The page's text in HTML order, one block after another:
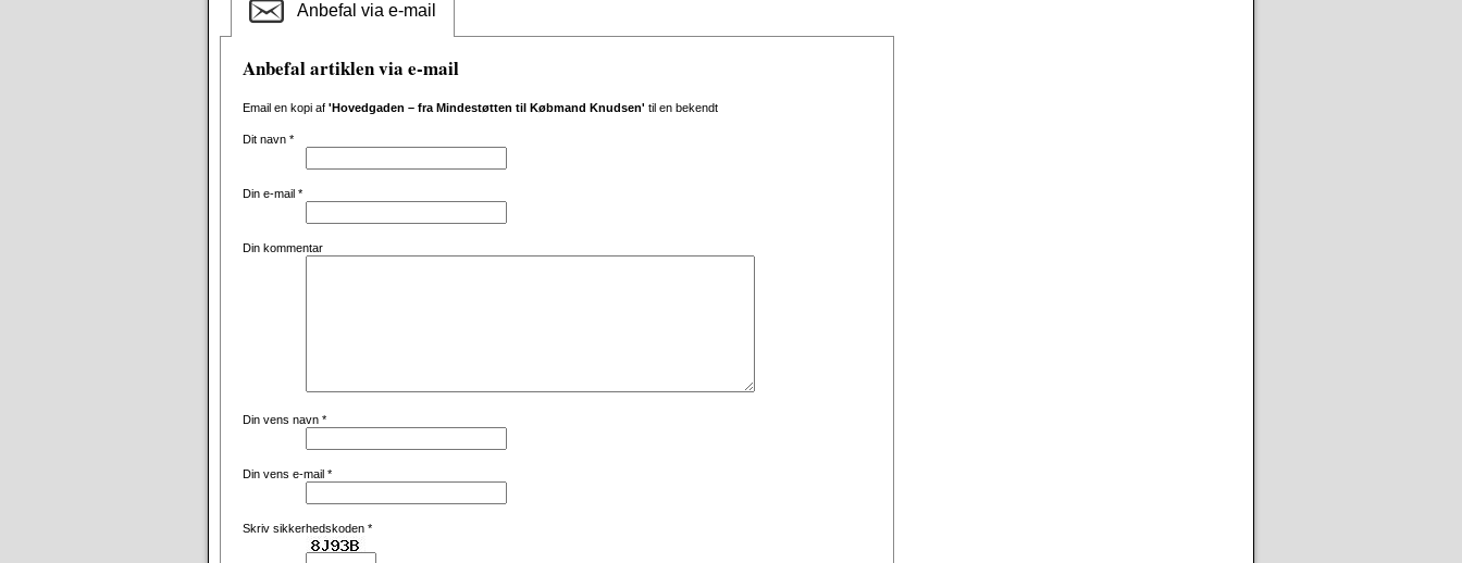
Anbefal via e-mail
Anbefal artiklen via e-mail
Email en kopi af 'Hovedgaden – fra Mindestøtten til Købmand Knudsen' til en bekendt
Dit navn *
Din e-mail *
Din kommentar
Din vens navn *
Din vens e-mail *
Skriv sikkerhedskoden *